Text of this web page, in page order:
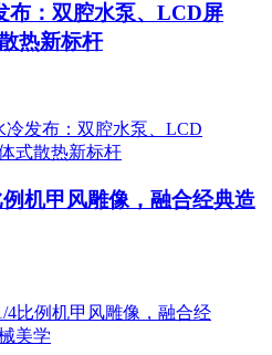
布：双腔水泵、LCD屏
热新标杆
机甲风雕像，融合经典造